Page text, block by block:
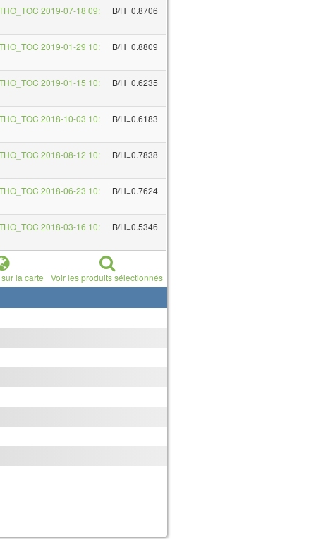
2019-07-18 09:
B/H=0.8706
2019-01-29 10:
B/H=0.8809
2019-01-15 10:
B/H=0.6235
2018-10-03 10:
B/H=0.6183
2018-08-12 10:
B/H=0.7838
2018-06-23 10:
B/H=0.7624
2018-03-16 10:
B/H=0.5346
la carte Voir les produits sélectionnés